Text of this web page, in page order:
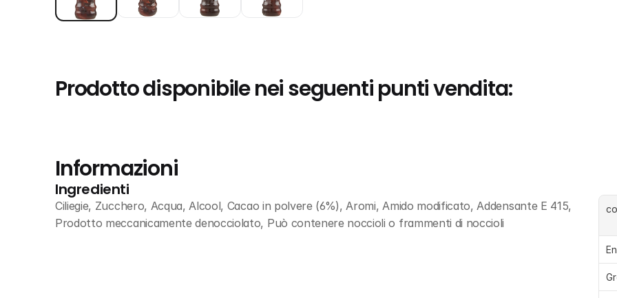
Prodotto disponibile nei seguenti punti vendita:
Informazioni
Ingredienti
Ciliegie, Zucchero, Acqua, Alcool, Cacao in polvere (6%), Aromi, Amido modificato, Addensante E 415,
Prodotto meccanicamente denocciolato, Può contenere noccioli o frammenti di noccioli